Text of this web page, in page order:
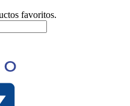
favoritos.